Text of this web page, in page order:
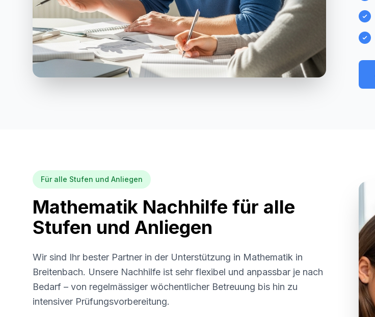
Für alle Stufen und Anliegen
Mathematik Nachhilfe für alle
Stufen und Anliegen
Wir sind Ihr bester Partner in der Unterstützung in Mathematik in
Breitenbach. Unsere Nachhilfe ist sehr flexibel und anpassbar je nach
Bedarf – von regelmässiger wöchentlicher Betreuung bis hin zu
intensiver Prüfungsvorbereitung.